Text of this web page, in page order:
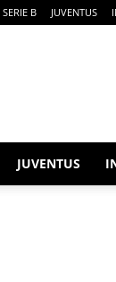
SERIE B JUVENTUS
JUVENTUS